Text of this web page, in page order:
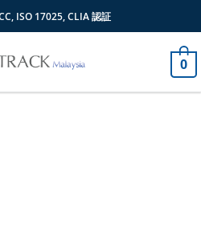
ISO 17025, CLIA 認証
0